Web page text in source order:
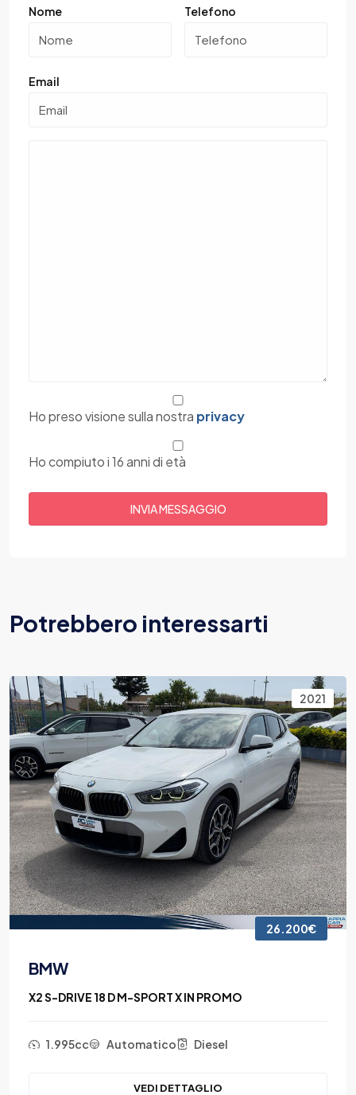
Nome Telefono
Email
Ho preso visione sulla nostra privacy
Ho compiuto i 16 anni di età
Potrebbero interessarti
2021
26.200€
BMW
X2 S-DRIVE 18 D M-SPORT X IN PROMO
1.995cc Automatico Diesel
VEDI DETTAGLIO